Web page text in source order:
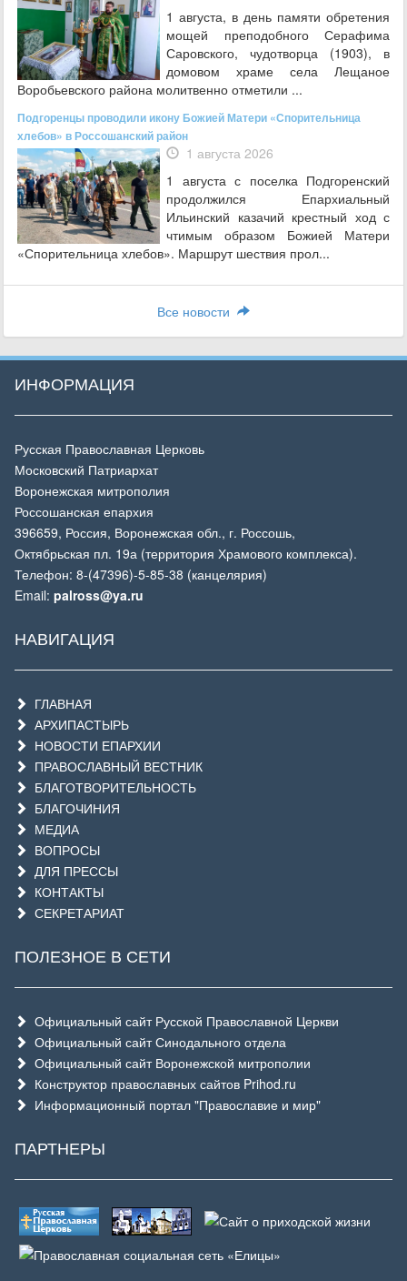
1 августа, в день памяти обретения
мощей преподобного Серафима
Саровского, чудотворца (1903), в
домовом храме села Лещаное
Воробьевского района молитвенно отметили ...
Подгоренцы проводили икону Божией Матери «Спорительница
хлебов» в Россошанский район
1 августа 2026
1 августа с поселка Подгоренский
продолжился Епархиальный
Ильинский казачий крестный ход с
чтимым образом Божией Матери
«Спорительница хлебов». Маршрут шествия прол...
Все новости
ИНФОРМАЦИЯ
Русская Православная Церковь
Московский Патриархат
Воронежская митрополия
Россошанская епархия
396659, Россия, Воронежская обл., г. Россошь,
Октябрьская пл. 19а (территория Храмового комплекса).
Телефон: 8-(47396)-5-85-38 (канцелярия)
Email: palross@ya.ru
НАВИГАЦИЯ
ГЛАВНАЯ
АРХИПАСТЫРЬ
НОВОСТИ ЕПАРХИИ
ПРАВОСЛАВНЫЙ ВЕСТНИК
БЛАГОТВОРИТЕЛЬНОСТЬ
БЛАГОЧИНИЯ
МЕДИА
ВОПРОСЫ
ДЛЯ ПРЕССЫ
КОНТАКТЫ
СЕКРЕТАРИАТ
ПОЛЕЗНОЕ В СЕТИ
Официальный сайт Русской Православной Церкви
Официальный сайт Синодального отдела
Официальный сайт Воронежской митрополии
Конструктор православных сайтов Prihod.ru
Информационный портал "Православие и мир"
ПАРТНЕРЫ